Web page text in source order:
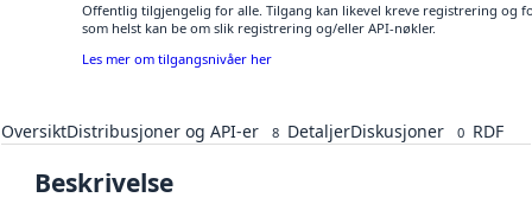
Offentlig tilgjengelig for alle. Tilgang kan likevel kreve registrering og
som helst kan be om slik registrering og/eller API-nøkler.
Les mer om tilgangsnivåer her
OversiktDistribusjoner og API-er 8 DetaljerDiskusjoner 0 RDF
Beskrivelse